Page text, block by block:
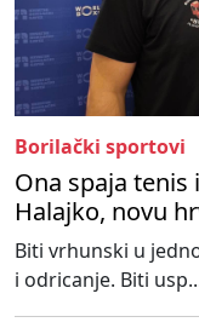
Borilački sportovi
Ona spaja tenis
Halajko, novu
Biti vrhunski u
i odricanje. Biti